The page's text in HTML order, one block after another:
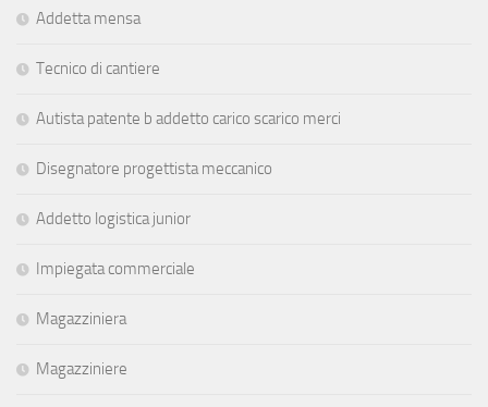
Addetta mensa
Tecnico di cantiere
Autista patente b addetto carico scarico merci
Disegnatore progettista meccanico
Addetto logistica junior
Impiegata commerciale
Magazziniera
Magazziniere